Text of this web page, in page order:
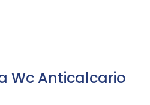
Wc Anticalcario